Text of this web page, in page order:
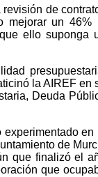
de
mejorar un 46%
ello suponga
la AIREF en
Deuda
experimentado en
de
que finalizó el
que